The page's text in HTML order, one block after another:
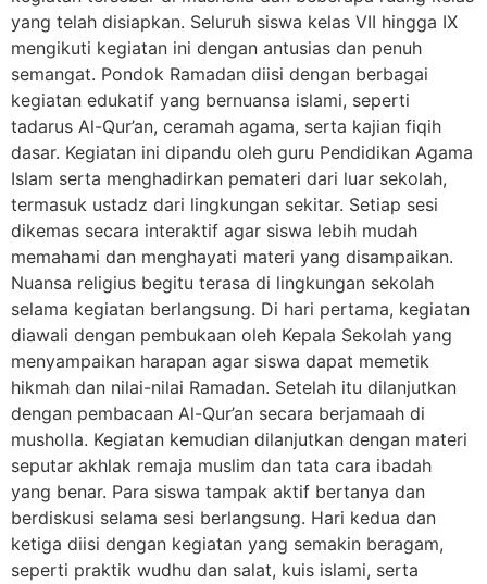
yang telah disiapkan. Seluruh siswa kelas VII hingga IX
mengikuti kegiatan ini dengan antusias dan penuh
semangat. Pondok Ramadan diisi dengan berbagai
kegiatan edukatif yang bernuansa islami, seperti
tadarus Al-Qur’an, ceramah agama, serta kajian fiqih
dasar. Kegiatan ini dipandu oleh guru Pendidikan Agama
Islam serta menghadirkan pemateri dari luar sekolah,
termasuk ustadz dari lingkungan sekitar. Setiap sesi
dikemas secara interaktif agar siswa lebih mudah
memahami dan menghayati materi yang disampaikan.
Nuansa religius begitu terasa di lingkungan sekolah
selama kegiatan berlangsung. Di hari pertama, kegiatan
diawali dengan pembukaan oleh Kepala Sekolah yang
menyampaikan harapan agar siswa dapat memetik
hikmah dan nilai-nilai Ramadan. Setelah itu dilanjutkan
dengan pembacaan Al-Qur’an secara berjamaah di
musholla. Kegiatan kemudian dilanjutkan dengan materi
seputar akhlak remaja muslim dan tata cara ibadah
yang benar. Para siswa tampak aktif bertanya dan
berdiskusi selama sesi berlangsung. Hari kedua dan
ketiga diisi dengan kegiatan yang semakin beragam,
seperti praktik wudhu dan salat, kuis islami, serta